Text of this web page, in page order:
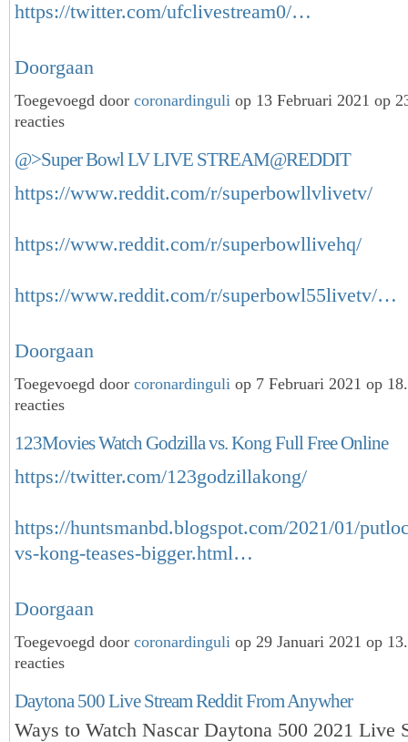
https://twitter.com/ufclivestream0/…
Doorgaan
Toegevoegd door coronardinguli op 13 Februari 2021 op
reacties
@>Super Bowl LV LIVE STREAM@REDDIT
https://www.reddit.com/r/superbowllvlivetv/
https://www.reddit.com/r/superbowllivehq/
https://www.reddit.com/r/superbowl55livetv/…
Doorgaan
Toegevoegd door coronardinguli op 7 Februari 2021 op
reacties
123Movies Watch Godzilla vs. Kong Full Free Online
https://twitter.com/123godzillakong/
https://huntsmanbd.blogspot.com/2021/01/
vs-kong-teases-bigger.html…
Doorgaan
Toegevoegd door coronardinguli op 29 Januari 2021 op
reacties
Daytona 500 Live Stream Reddit From Anywher
Ways to Watch Nascar Daytona 500 2021 Live